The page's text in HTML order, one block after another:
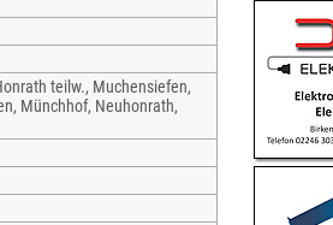
teilw., Muchensiefen,
Münchhof, Neuhonrath,